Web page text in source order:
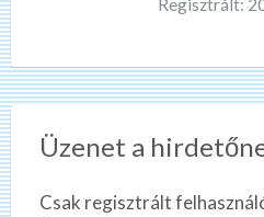
Regisztrált:
Üzenet a
Csak regisztrált